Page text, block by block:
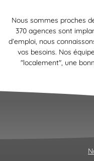
Nous sommes proches
370 agences sont
d’emploi, nous
vos besoins. Nos
"localement", une